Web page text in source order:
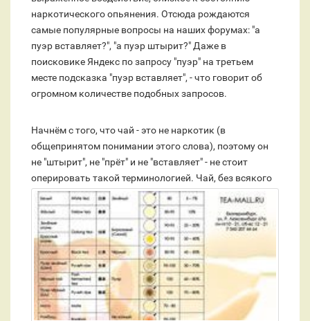
наркотического опьянения. Отсюда рождаются
самые популярные вопросы на наших форумах: "а
пуэр вставляет?", "а пуэр штырит?" Даже в
поисковике Яндекс по запросу "пуэр" на третьем
месте подсказка "пуэр вставляет", - что говорит об
огромном количестве подобных запросов.
Начнём с того, что чай - это не наркотик (в
общепринятом понимании этого слова), поэтому он
не "штырит", не "прёт" и не "вставляет" - не стоит
оперировать такой терминологией. Чай, без всякого